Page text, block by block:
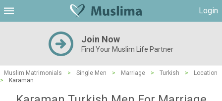
Login
Join Now
Find Your Muslim Life Partner
Muslim Matrimonials > Single Men > Marriage > Turkish >
Location
>
Karaman